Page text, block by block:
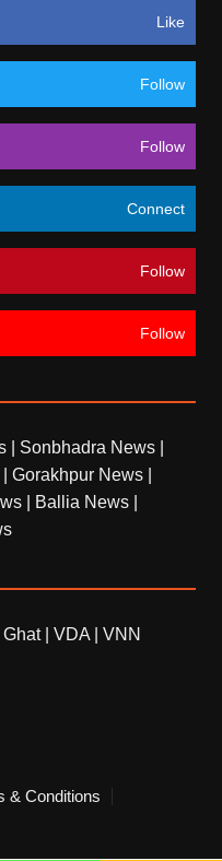
Like
Follow
Follow
Connect
Follow
Follow
Sonbhadra News
Gorakhpur News
Ballia News
| VDA VNN
& Conditions